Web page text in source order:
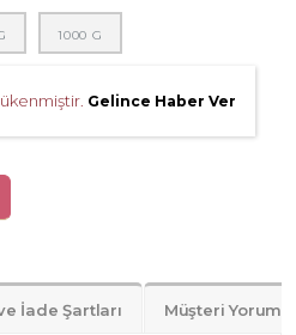
1000 G
Gelince Haber Ver
İade Şartları Müşteri